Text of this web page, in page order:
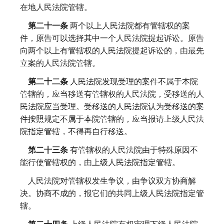
在地人民法院管辖。
第二十一条 两个以上人民法院都有管辖权的案
件，原告可以选择其中一个人民法院提起诉讼。原告
向两个以上有管辖权的人民法院提起诉讼的，由最先
立案的人民法院管辖。
第二十二条 人民法院发现受理的案件不属于本院
管辖的，应当移送有管辖权的人民法院，受移送的人
民法院应当受理。受移送的人民法院认为受移送的案
件按照规定不属于本院管辖的，应当报请上级人民法
院指定管辖，不得再自行移送。
第二十三条 有管辖权的人民法院由于特殊原因不
能行使管辖权的，由上级人民法院指定管辖。
人民法院对管辖权发生争议，由争议双方协商解
决。协商不成的，报它们的共同上级人民法院指定管
辖。